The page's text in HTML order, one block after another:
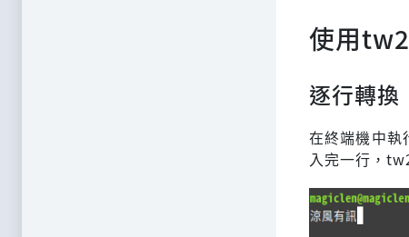
使用
逐行轉換
在終端機中執
入完一行，